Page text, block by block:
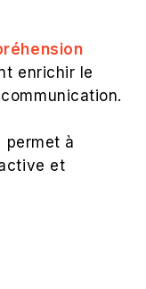
enrichir le
permet à
et